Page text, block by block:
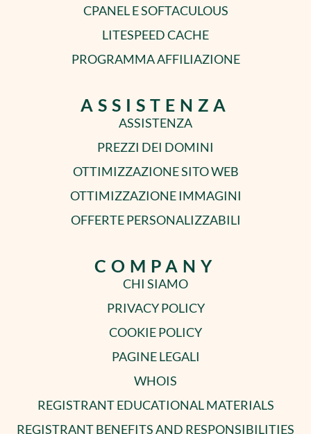
CPANEL E SOFTACULOUS
LITESPEED CACHE
PROGRAMMA AFFILIAZIONE
ASSISTENZA
ASSISTENZA
PREZZI DEI DOMINI
OTTIMIZZAZIONE SITO WEB
OTTIMIZZAZIONE IMMAGINI
OFFERTE PERSONALIZZABILI
COMPANY
CHI SIAMO
PRIVACY POLICY
COOKIE POLICY
PAGINE LEGALI
WHOIS
REGISTRANT EDUCATIONAL MATERIALS
REGISTRANT BENEFITS AND RESPONSIBILITIES